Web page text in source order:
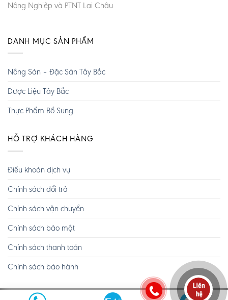
Nông Nghiệp và PTNT Lai Châu
DANH MỤC SẢN PHẨM
Nông Sản – Đặc Sản Tây Bắc
Dược Liệu Tây Bắc
Thực Phẩm Bổ Sung
HỖ TRỢ KHÁCH HÀNG
Điều khoản dịch vụ
Chính sách đổi trả
Chính sách vận chuyển
Chính sách bảo mật
Chính sách thanh toán
Chính sách bảo hành